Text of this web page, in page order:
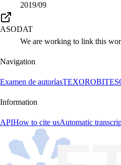
2019/09
ASODAT
We are working to link this
Navigation
Examen de autoríasTEXORO
Information
APIHow to cite usAutomatic